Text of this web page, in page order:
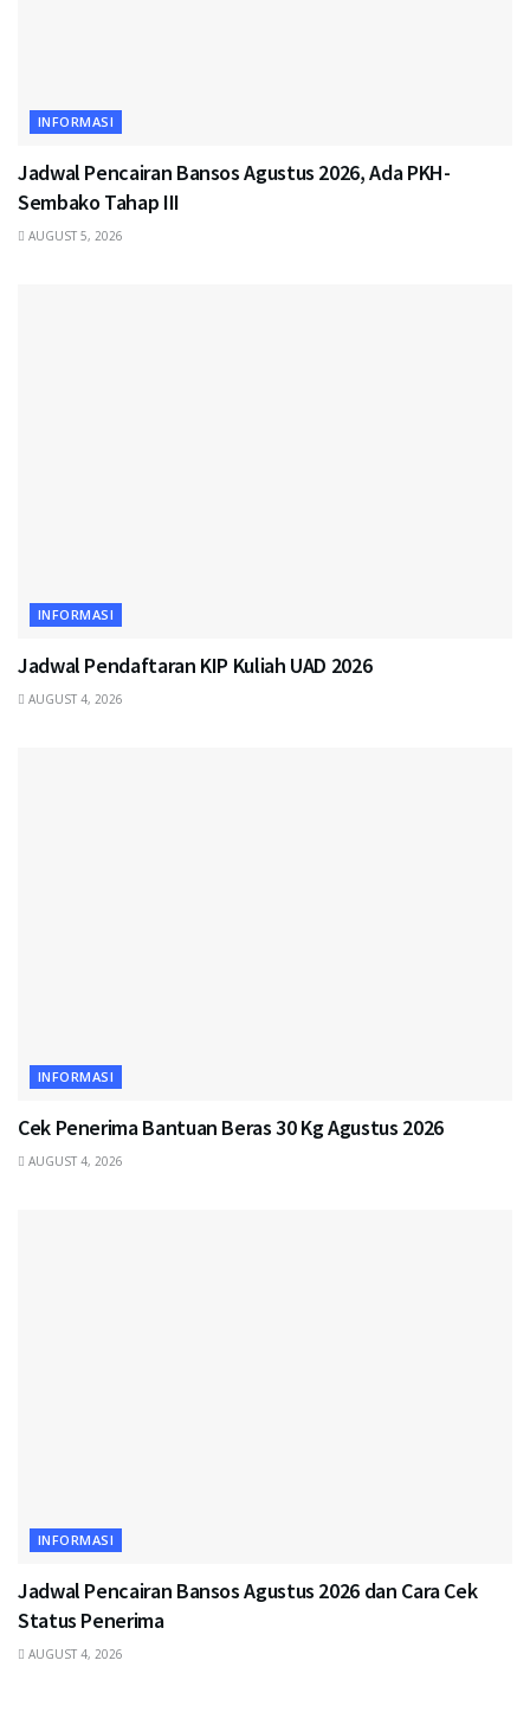
INFORMASI
Jadwal Pencairan Bansos Agustus 2026, Ada PKH-
Sembako Tahap III
AUGUST 5, 2026
INFORMASI
Jadwal Pendaftaran KIP Kuliah UAD 2026
AUGUST 4, 2026
INFORMASI
Cek Penerima Bantuan Beras 30 Kg Agustus 2026
AUGUST 4, 2026
INFORMASI
Jadwal Pencairan Bansos Agustus 2026 dan Cara Cek
Status Penerima
AUGUST 4, 2026